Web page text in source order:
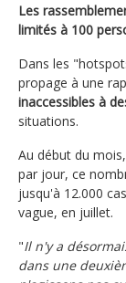
Les
limités à 100
Dans les
propage à une
inaccessibles à
situations.
Au début du
par jour, ce
jusqu'à 12.000
vague, en juillet.
"Il n'y a
dans une